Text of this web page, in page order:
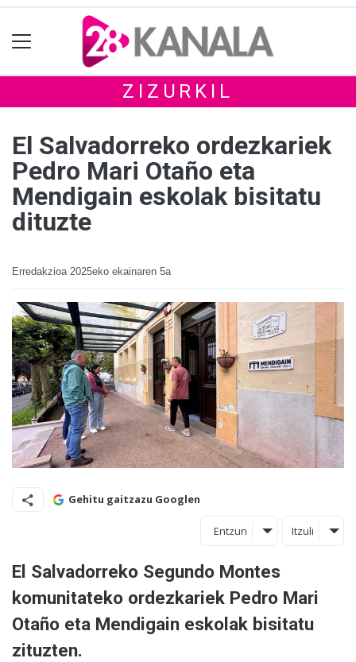
ZIZURKIL
El Salvadorreko ordezkariek
Pedro Mari Otaño eta
Mendigain eskolak bisitatu
dituzte
Erredakzioa 2025eko ekainaren 5a
Gehitu gaitzazu Googlen
Entzun Itzuli
El Salvadorreko Segundo Montes
komunitateko ordezkariek Pedro Mari
Otaño eta Mendigain eskolak bisitatu
zituzten.